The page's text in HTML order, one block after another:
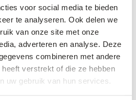
voor social media te bieden
te analyseren. Ook delen we
van onze site met onze
adverteren en analyse. Deze
combineren met andere
verstrekt of die ze hebben
uw gebruik van hun services.
Join us
job in technologie,
zonder een open vacature
ons team te versterken.
spontane sollicitatie!